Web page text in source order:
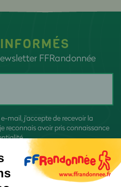
FFRandonnée
mail, j'accepte de recevoir la
reconnais avoir pris connaissance